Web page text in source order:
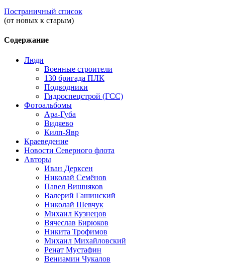
Постраничный список
(от новых к старым)
Содержание
Люди
Военные строители
130 бригада ПЛК
Подводники
Гидроспецстрой (ГСС)
Фотоальбомы
Ара-Губа
Видяево
Килп-Явр
Краеведение
Новости Северного флота
Авторы
Иван Дерксен
Николай Семёнов
Павел Вишняков
Валерий Гашинский
Николай Шевчук
Михаил Кузнецов
Вячеслав Бирюков
Никита Трофимов
Михаил Михайловский
Ренат Мустафин
Вениамин Чукалов